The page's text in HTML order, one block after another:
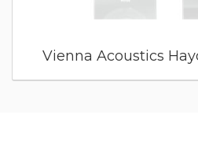
Vienna Acoustics